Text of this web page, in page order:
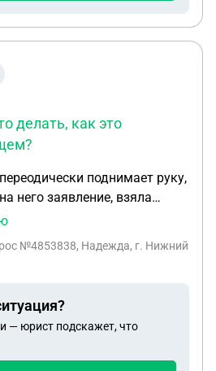
действия.
делать, как это
поднимает руку,
него заявление, взяла
ехать на медицинское
чтобы я ещё раз подумала,
как это отразится в
№4853838, Надежда, г. Нижний
— юрист подскажет, что